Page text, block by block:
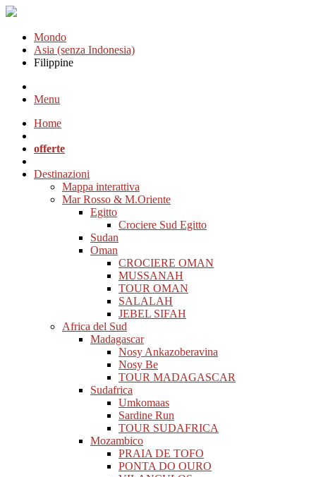
Mondo
Asia (senza Indonesia)
Filippine
Menu
Home
offerte
Destinazioni
Mappa interattiva
Mar Rosso & M.Oriente
Egitto
Crociere Sud Egitto
Sudan
Oman
CROCIERE OMAN
MUSSANAH
TOUR OMAN
SALALAH
JEBEL SIFAH
Africa del Sud
Madagascar
Nosy Ankazoberavina
Nosy Be
TOUR MADAGASCAR
Sudafrica
Umkomaas
Sardine Run
TOUR SUDAFRICA
Mozambico
PRAIA DE TOFO
PONTA DO OURO